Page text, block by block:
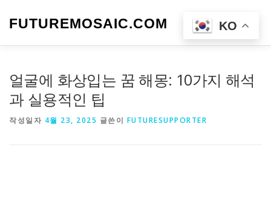
FUTUREMOSAIC.COM 메뉴
얼굴에 화상입는 꿈 해몽: 10가지 해석
과 실용적인 팁
작성일자 4월 23, 2025 글쓴이 FUTURESUPPORTER
KO